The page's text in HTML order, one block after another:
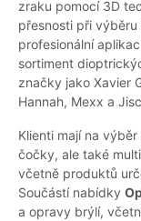
zraku pomocí 3D
přesnosti při
profesionální
sortiment
značky jako Xavier
Hannah, Mexx a
Klienti mají na
čočky, ale také
včetně produktů
Součástí nabídky
a opravy brýlí,